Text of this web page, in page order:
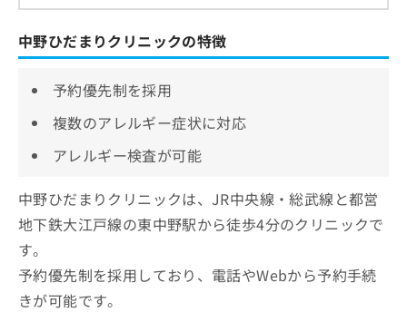
中野ひだまりクリニックの特徴
予約優先制を採用
複数のアレルギー症状に対応
アレルギー検査が可能
中野ひだまりクリニックは、JR中央線・総武線と都営
地下鉄大江戸線の東中野駅から徒歩4分のクリニックで
す。
予約優先制を採用しており、電話やWebから予約手続
きが可能です。